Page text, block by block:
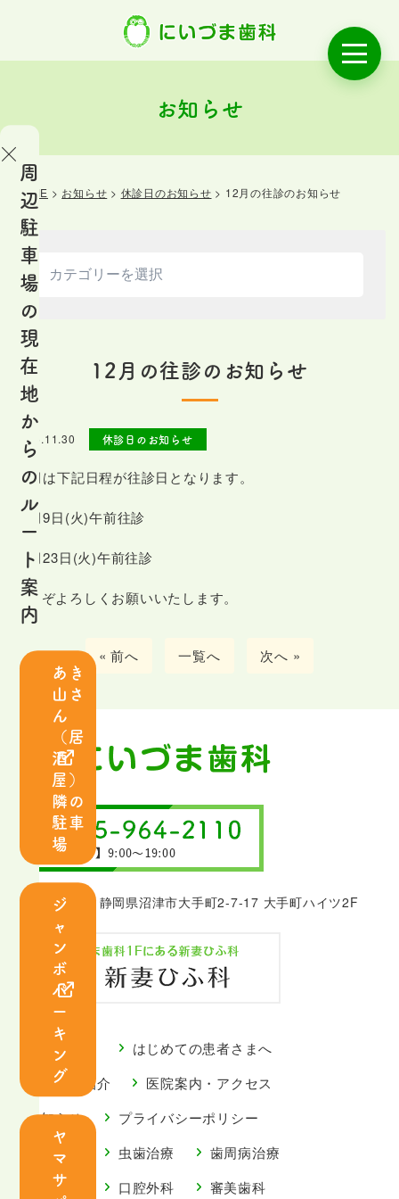
歯
治
歯
周
病
治
療
周
辺
駐
車
場
の
現
在
地
か
ら
の
ル
ー
ト
案
内
あき
山さ
ん
（居
酒
屋）
隣の
駐車
場
ジ
ャ
ン
ボ
パ
ー
キ
ン
グ
ヤ
マ
サ
お知らせ
HOME > お知らせ > 休診日のお知らせ > 12月の往診のお知らせ
12月の往診のお知らせ
2025.11.30 休診日のお知らせ
12月は下記日程が往診日となります。
12月9日(火)午前往診
12月23日(火)午前往診
どうぞよろしくお願いいたします。
« 前へ 一覧へ 次へ »
〒410-0801 静岡県沼津市大手町2-7-17 大手町ハイツ2F
ごあいさつ
はじめての患者さまへ
スタッフ紹介
医院案内・アクセス
お知らせ
プライバシーポリシー
診療案内
虫歯治療
歯周病治療
小児歯科
口腔外科 審美歯科